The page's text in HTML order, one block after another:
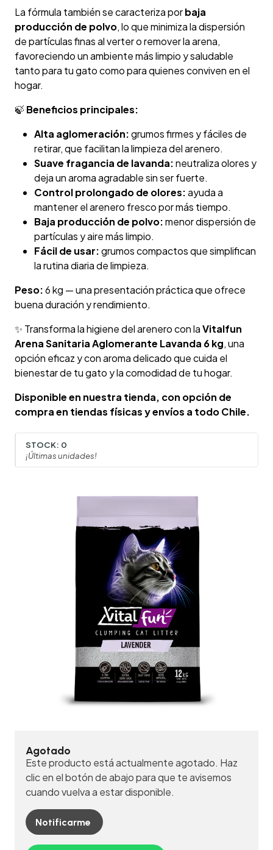
La fórmula también se caracteriza porbaja
producción de polvo, lo que minimiza la dispersión
de partículas finas al verter o remover la arena,
favoreciendo un ambiente más limpio y saludable
tanto para tu gato como para quienes conviven en el
hogar.
🍃 Beneficios principales:
Alta aglomeración:grumos firmes y fáciles de
retirar, que facilitan la limpieza del arenero.
Suave fragancia de lavanda:neutraliza olores y
deja un aroma agradable sin ser fuerte.
Control prolongado de olores:ayuda a
mantener el arenero fresco por más tiempo.
Baja producción de polvo:menor dispersión de
partículas y aire más limpio.
Fácil de usar:grumos compactos que simplifican
la rutina diaria de limpieza.
Peso:6 kg — una presentación práctica que ofrece
buena duración y rendimiento.
✨ Transforma la higiene del arenero con laVitalfun
Arena Sanitaria Aglomerante Lavanda 6 kg, una
opción eficaz y con aroma delicado que cuida el
bienestar de tu gato y la comodidad de tu hogar.
Disponible en nuestra tienda, con opción de
compra en tiendas físicas y envíos a todo Chile.
STOCK: 0
¡Últimas unidades!
Agotado
Este producto está actualmente agotado. Haz
clic en el botón de abajo para que te avisemos
cuando vuelva a estar disponible.
Notificarme